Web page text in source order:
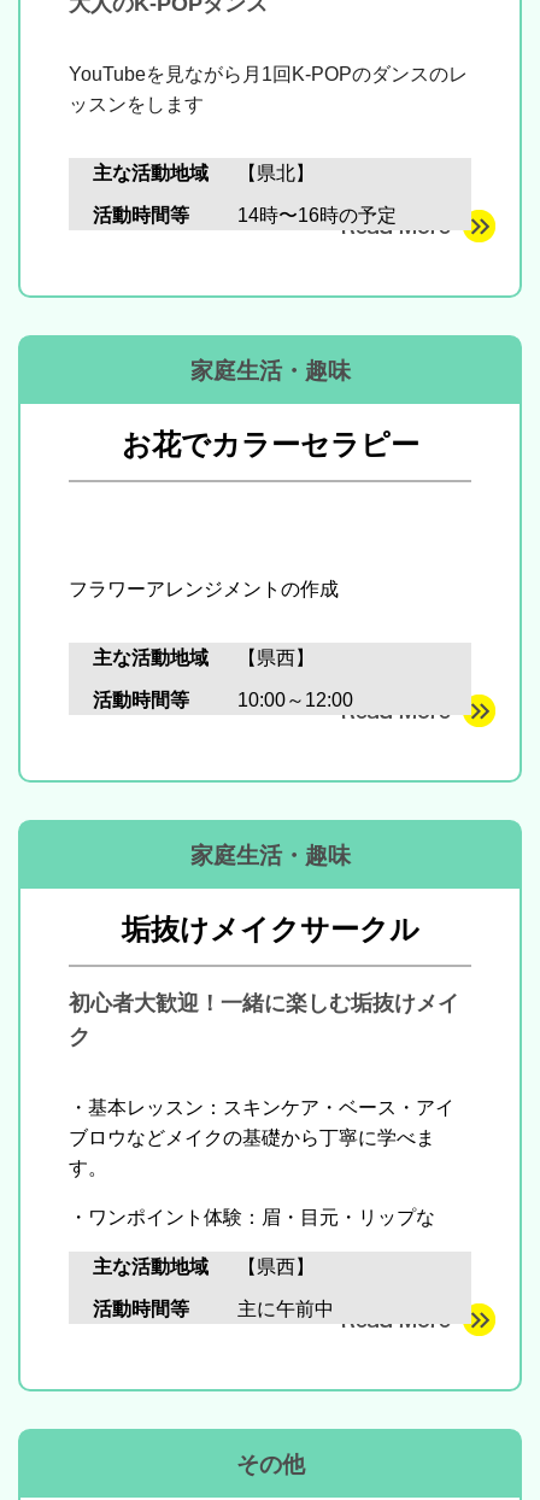
YouTubeを見ながら月1回K-POPのダンスのレ
ッスンをします
主な活動地域 【県北】
活動時間等 14時〜16時の予定
家庭生活・趣味
お花でカラーセラピー
フラワーアレンジメントの作成
主な活動地域 【県西】
活動時間等 10:00～12:00
家庭生活・趣味
垢抜けメイクサークル
初心者大歓迎！一緒に楽しむ垢抜けメイ
ク
・基本レッスン：スキンケア・ベース・アイ
ブロウなどメイクの基礎から丁寧に学べま
す。
・ワンポイント体験：眉・目元・リップな
ど、印象が変わる簡単テクを実践。
・実践＆シェア：実際に手を動かしながら、
お互いにアドバイスや感想をシェア。
主な活動地域 【県西】
活動時間等 主に午前中
その他